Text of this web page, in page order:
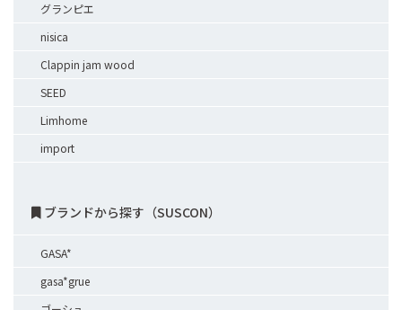
グランピエ
nisica
Clappin jam wood
SEED
Limhome
import
ブランドから探す（SUSCON）
GASA*
gasa*grue